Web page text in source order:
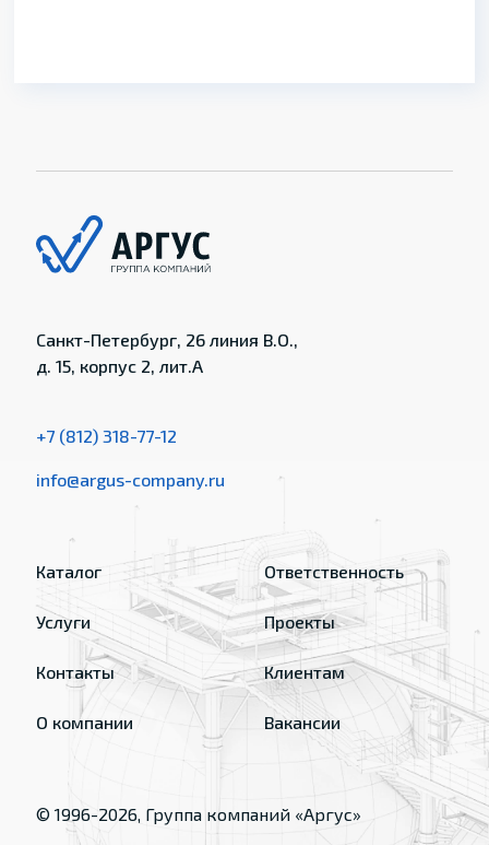
Санкт-Петербург, 26 линия В.О.,
д. 15, корпус 2, лит.А
+7 (812) 318-77-12
info@argus-company.ru
Каталог
Услуги
Контакты
О компании
Ответственность
Проекты
Клиентам
Вакансии
© 1996-2026, Группа компаний «Аргус»